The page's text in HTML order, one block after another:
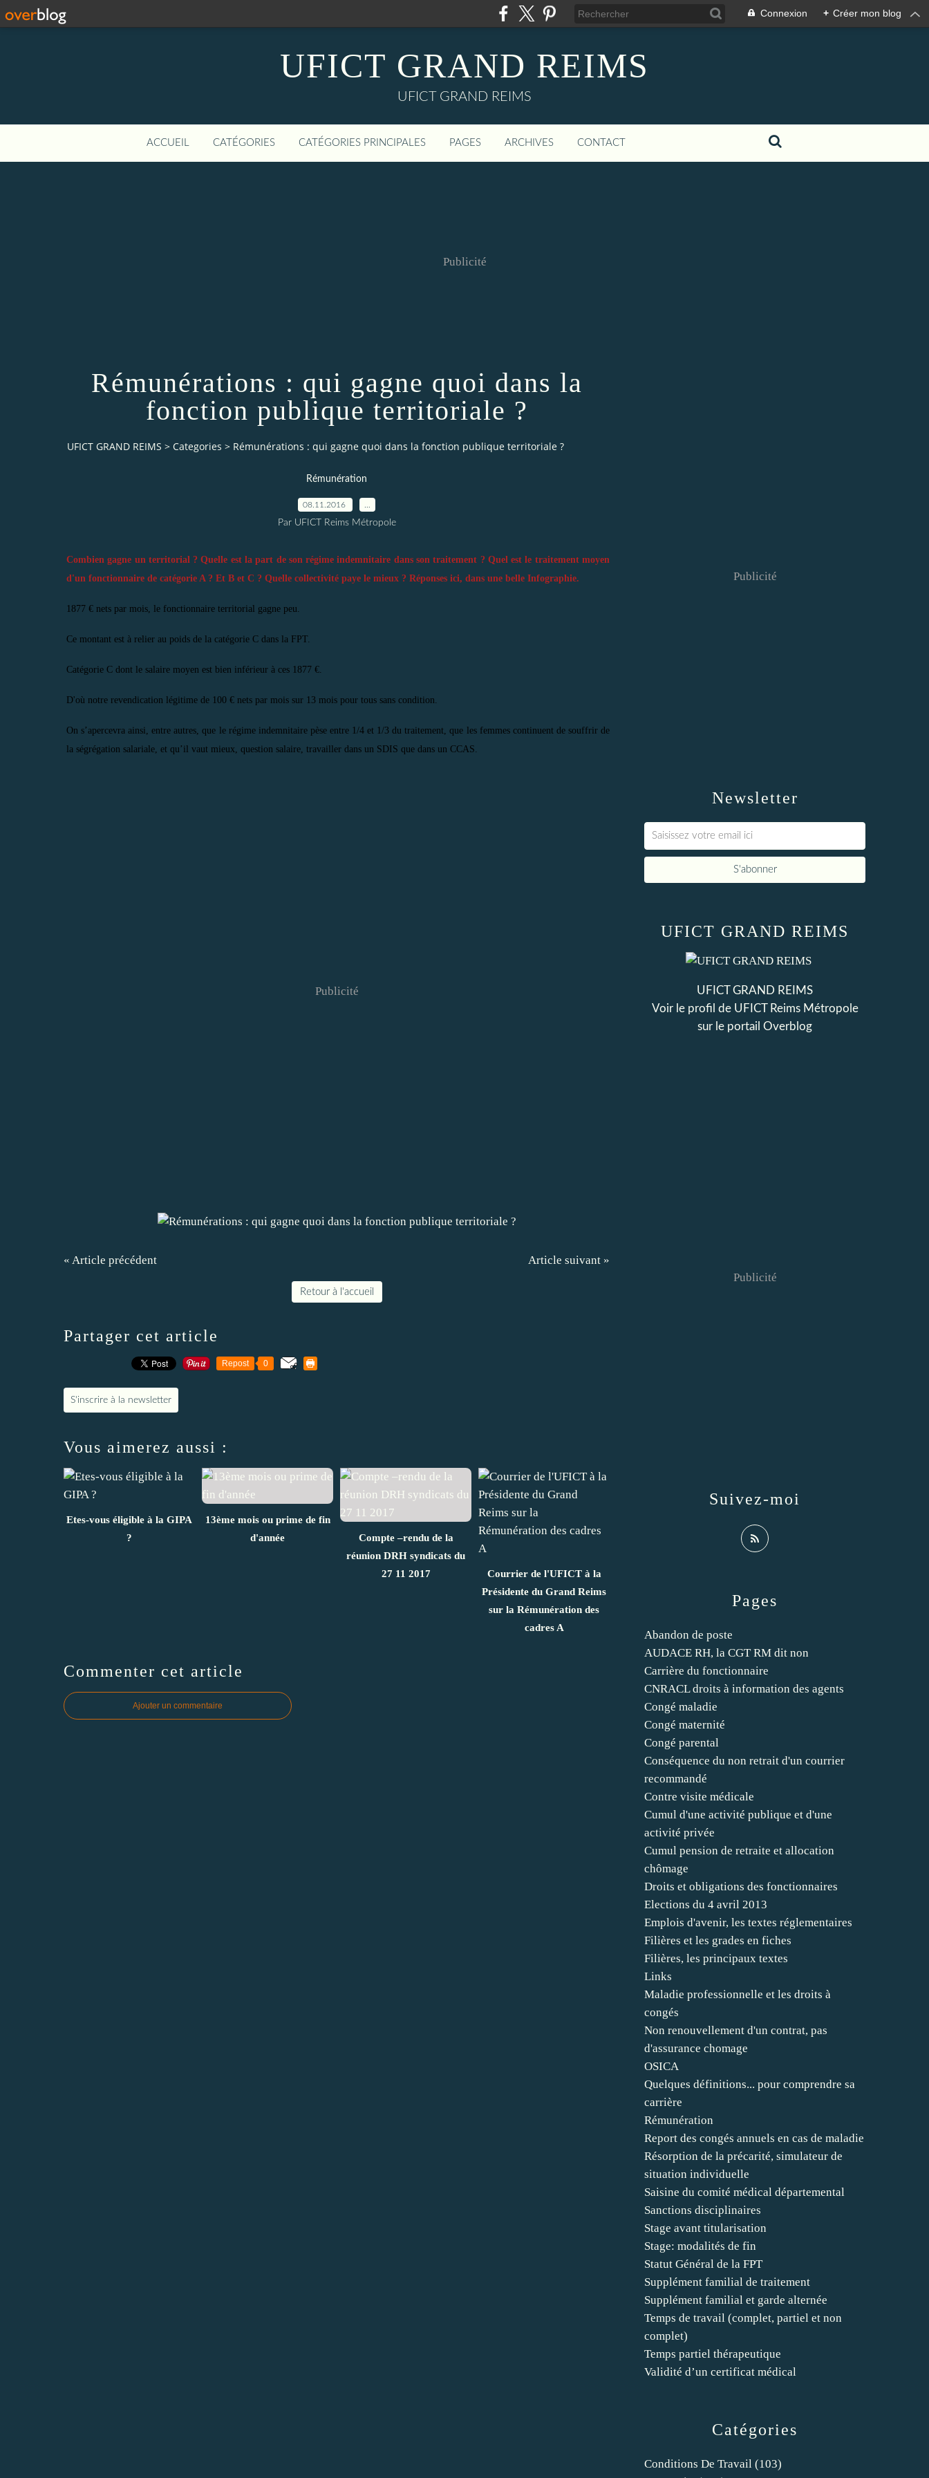
Connexion + Créer mon blog
UFICT GRAND REIMS
UFICT GRAND REIMS
ACCUEIL CATÉGORIES CATÉGORIES PRINCIPALES PAGES ARCHIVES CONTACT
Publicité
Rémunérations : qui gagne quoi dans la
fonction publique territoriale ?
UFICT GRAND REIMS > Categories > Rémunérations : qui gagne quoi dans la fonction publique territoriale ?
Rémunération
08.11.2016
Par UFICT Reims Métropole
Combien gagne un territorial ? Quelle est la part de son régime indemnitaire dans son traitement ? Quel est le traitement moyen
d'un fonctionnaire de catégorie A ? Et B et C ? Quelle collectivité paye le mieux ? Réponses ici, dans une belle Infographie.
1877 € nets par mois, le fonctionnaire territorial gagne peu.
Ce montant est à relier au poids de la catégorie C dans la FPT.
Catégorie C dont le salaire moyen est bien inférieur à ces 1877 €.
D'où notre revendication légitime de 100 € nets par mois sur 13 mois pour tous sans condition.
On s’apercevra ainsi, entre autres, que le régime indemnitaire pèse entre 1/4 et 1/3 du traitement, que les femmes continuent de souffrir de
la ségrégation salariale, et qu’il vaut mieux, question salaire, travailler dans un SDIS que dans un CCAS.
Publicité
« Article précédent Article suivant »
Retour à l'accueil
Partager cet article
Repost 0
S'inscrire à la newsletter
Vous aimerez aussi :
Etes-vous éligible à la GIPA
?
13ème mois ou prime de fin
d'année
Compte –rendu de la
réunion DRH syndicats du
27 11 2017
Courrier de l'UFICT à la
Présidente du Grand Reims
sur la Rémunération des
cadres A
Commenter cet article
Ajouter un commentaire
Newsletter
Publicité
Catégories
Conditions De Travail (103)
Pages
Abandon de poste
AUDACE RH, la CGT RM dit non
Carrière du fonctionnaire
CNRACL droits à information des agents
Congé maladie
Congé maternité
Congé parental
Conséquence du non retrait d'un courrier
recommandé
Contre visite médicale
Cumul d'une activité publique et d'une
activité privée
Cumul pension de retraite et allocation
chômage
Droits et obligations des fonctionnaires
Elections du 4 avril 2013
Emplois d'avenir, les textes réglementaires
Filières et les grades en fiches
Filières, les principaux textes
Links
Maladie professionnelle et les droits à
congés
Non renouvellement d'un contrat, pas
d'assurance chomage
OSICA
Quelques définitions... pour comprendre sa
carrière
Rémunération
Report des congés annuels en cas de maladie
Résorption de la précarité, simulateur de
situation individuelle
Saisine du comité médical départemental
Sanctions disciplinaires
Stage avant titularisation
Stage: modalités de fin
Statut Général de la FPT
Supplément familial de traitement
Supplément familial et garde alternée
Temps de travail (complet, partiel et non
complet)
Temps partiel thérapeutique
Validité d’un certificat médical
UFICT GRAND REIMS
UFICT GRAND REIMS
Voir le profil de UFICT Reims Métropole
sur le portail Overblog
Suivez-moi
Publicité